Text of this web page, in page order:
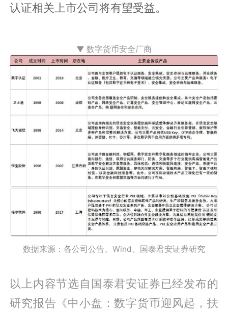
认证相关上市公司将有望受益。
▼ 数字货币安全厂商
数据来源：各公司公告、Wind、国泰君安证券研究
以上内容节选自国泰君安证券已经发布的
研究报告《中小盘：数字货币迎风起，扶